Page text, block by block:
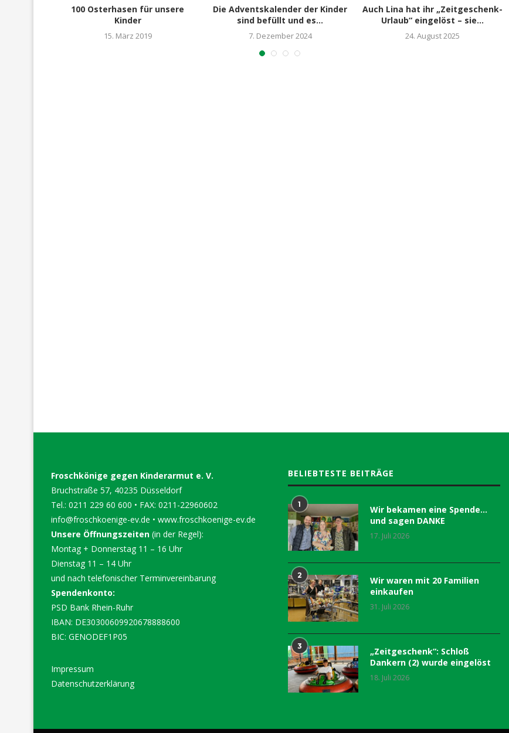
100 Osterhasen für unsere
Kinder
15. März 2019
Die Adventskalender der Kinder
sind befüllt und es...
7. Dezember 2024
Auch Lina hat ihr „Zeitgeschenk-
Urlaub“ eingelöst – sie...
24. August 2025
Froschkönige gegen Kinderarmut e. V.
Bruchstraße 57, 40235 Düsseldorf
Tel.: 0211 229 60 600 • FAX: 0211-22960602
info@froschkoenige-ev.de • www.froschkoenige-ev.de
Unsere Öffnungszeiten (in der Regel):
Montag + Donnerstag 11 – 16 Uhr
Dienstag 11 – 14 Uhr
und nach telefonischer Terminvereinbarung
Spendenkonto:
PSD Bank Rhein-Ruhr
IBAN: DE30300609920678888600
BIC: GENODEF1P05
Impressum
Datenschutzerklärung
BELIEBTESTE BEITRÄGE
1
Wir bekamen eine Spende…
und sagen DANKE
17. Juli 2026
2
Wir waren mit 20 Familien
einkaufen
31. Juli 2026
3
„Zeitgeschenk“: Schloß
Dankern (2) wurde eingelöst
18. Juli 2026